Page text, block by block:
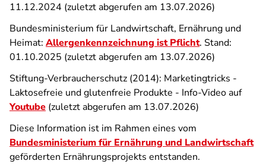
11.12.2024 (zuletzt abgerufen am 13.07.2026)
Bundesministerium für Landwirtschaft, Ernährung und
Heimat: Allergenkennzeichnung ist Pflicht. Stand:
01.10.2025 (zuletzt abgerufen am 13.07.2026)
Stiftung-Verbraucherschutz (2014): Marketingtricks -
Laktosefreie und glutenfreie Produkte - Info-Video auf
Youtube (zuletzt abgerufen am 13.07.2026)
Diese Information ist im Rahmen eines vom
Bundesministerium für Ernährung und Landwirtschaft
geförderten Ernährungsprojekts entstanden.